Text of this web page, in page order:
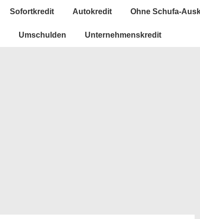
Sofortkredit Autokredit Ohne Schufa-
Umschulden Unternehmenskredit